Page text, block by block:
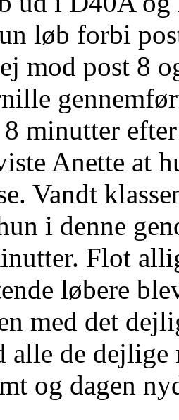
løb forbi
mod post 8
minutter
Anette at
Vandt
i denne
Flot
løbere
med det
alle de dejlige
og dagen